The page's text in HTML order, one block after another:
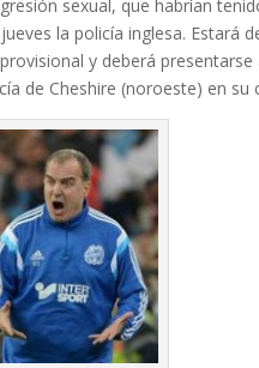
sexual, que habrían
la policía inglesa. Estará
y deberá
de Cheshire (noroeste) en su